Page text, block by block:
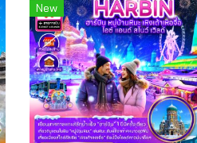
New